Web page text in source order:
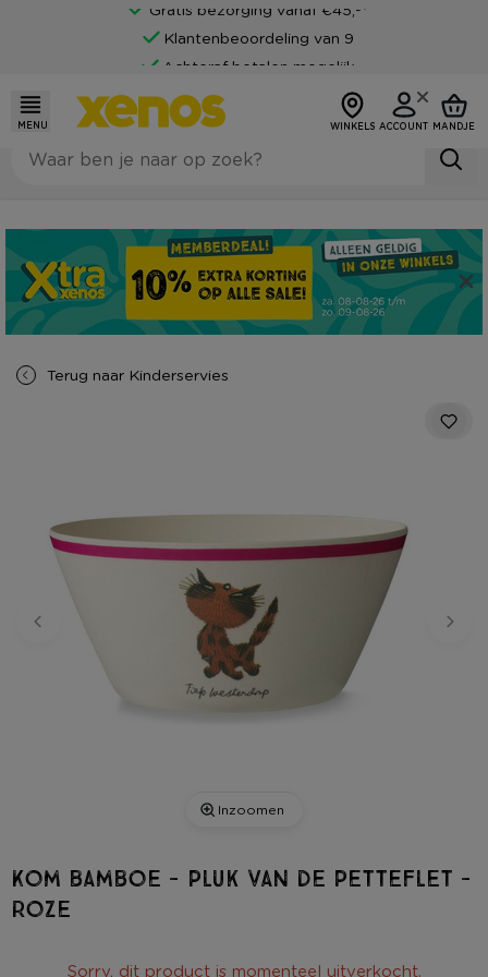
Gratis bezorging vanaf €45,-*
Klantenbeoordeling van 9
Achteraf betalen mogelijk
MENU WINKELS ACCOUNT MANDJE
Terug naar Kinderservies
Inzoomen
Kom bamboe - Pluk van de Petteflet -
roze
Sorry, dit product is momenteel uitverkocht.